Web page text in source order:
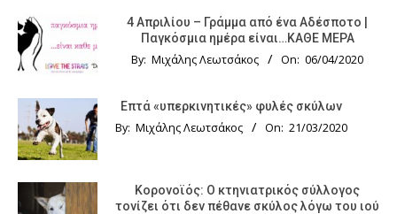
4 Απριλίου – Γράμμα από ένα Αδέσποτο |
Παγκόσμια ημέρα είναι…ΚΑΘΕ ΜΕΡΑ
By: Μιχάλης Λεωτσάκος On: 06/04/2020
Επτά «υπερκινητικές» φυλές σκύλων
By: Μιχάλης Λεωτσάκος On: 21/03/2020
Κορονοϊός: Ο κτηνιατρικός σύλλογος
τονίζει ότι δεν πέθανε σκύλος λόγω του ιού